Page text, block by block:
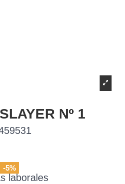
Nº 1
-5%
laborales